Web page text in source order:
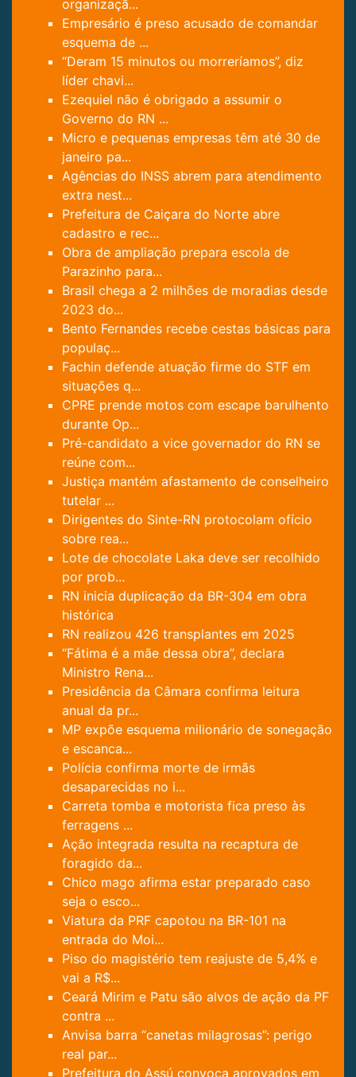
organizaçã...
Empresário é preso acusado de comandar
esquema de ...
“Deram 15 minutos ou morreríamos”, diz
líder chavi...
Ezequiel não é obrigado a assumir o
Governo do RN ...
Micro e pequenas empresas têm até 30 de
janeiro pa...
Agências do INSS abrem para atendimento
extra nest...
Prefeitura de Caiçara do Norte abre
cadastro e rec...
Obra de ampliação prepara escola de
Parazinho para...
Brasil chega a 2 milhões de moradias desde
2023 do...
Bento Fernandes recebe cestas básicas para
populaç...
Fachin defende atuação firme do STF em
situações q...
CPRE prende motos com escape barulhento
durante Op...
Pré-candidato a vice governador do RN se
reúne com...
Justiça mantém afastamento de conselheiro
tutelar ...
Dirigentes do Sinte-RN protocolam ofício
sobre rea...
Lote de chocolate Laka deve ser recolhido
por prob...
RN inicia duplicação da BR-304 em obra
histórica
RN realizou 426 transplantes em 2025
“Fátima é a mãe dessa obra”, declara
Ministro Rena...
Presidência da Câmara confirma leitura
anual da pr...
MP expõe esquema milionário de sonegação
e escanca...
Polícia confirma morte de irmãs
desaparecidas no i...
Carreta tomba e motorista fica preso às
ferragens ...
Ação integrada resulta na recaptura de
foragido da...
Chico mago afirma estar preparado caso
seja o esco...
Viatura da PRF capotou na BR-101 na
entrada do Moi...
Piso do magistério tem reajuste de 5,4% e
vai a R$...
Ceará Mirim e Patu são alvos de ação da PF
contra ...
Anvisa barra “canetas milagrosas”: perigo
real par...
Prefeitura do Assú convoca aprovados em